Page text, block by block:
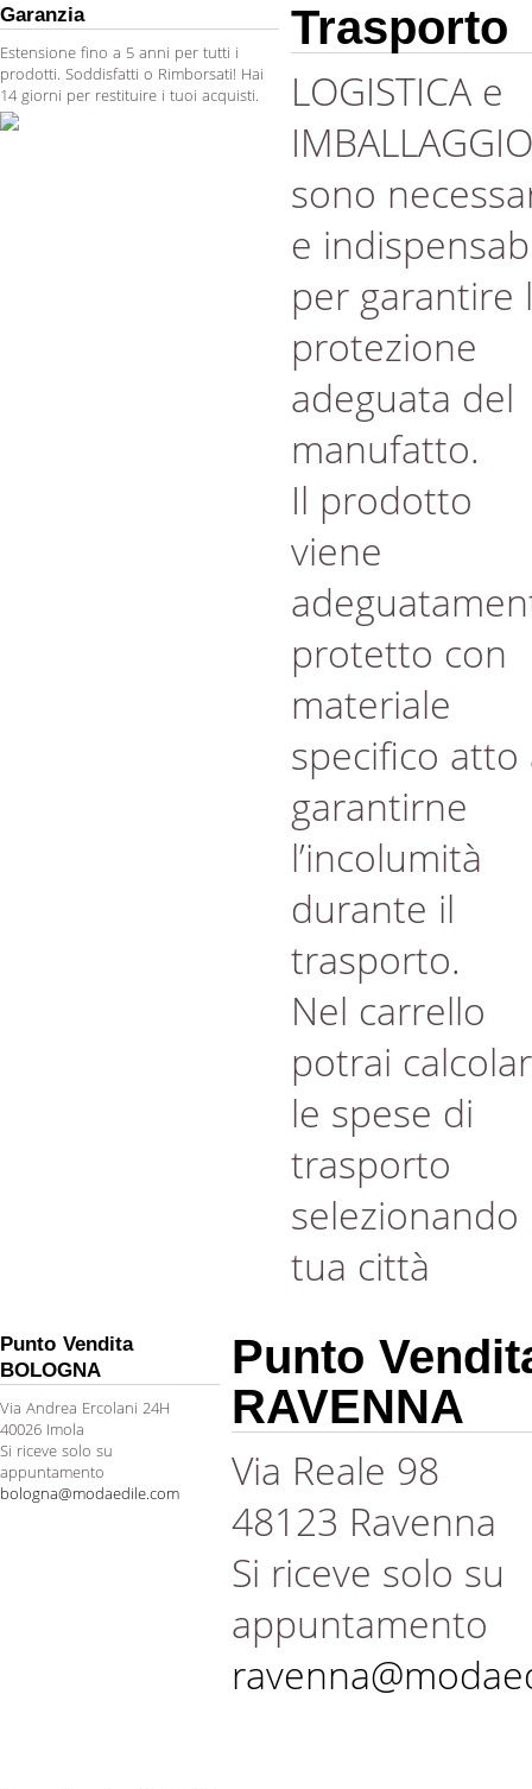
Garanzia
Estensione fino a 5 anni per tutti i
prodotti. Soddisfatti o Rimborsati! Hai
14 giorni per restituire i tuoi acquisti.
Trasporto
LOGISTICA e
IMBALLAGGIO
sono
e
per garantire
protezione
adeguata del
manufatto.
Il prodotto
viene
protetto con
materiale
specifico atto
garantirne
l’incolumità
durante il
trasporto.
Nel carrello
potrai
le spese di
trasporto
selezionando
tua città
Punto Vendita
BOLOGNA
Via Andrea Ercolani 24H
40026 Imola
Si riceve solo su
appuntamento
bologna@modaedile.com
Punto
RAVENNA
Via Reale 98
48123 Ravenna
Si riceve solo su
appuntamento